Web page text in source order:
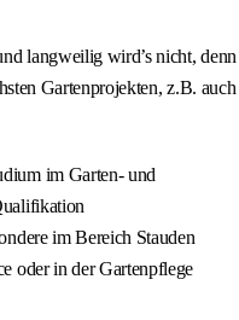
langweilig wird’s nicht, denn
Gartenprojekten, z.B. auch
im Garten- und
im Bereich Stauden
oder in der Gartenpflege